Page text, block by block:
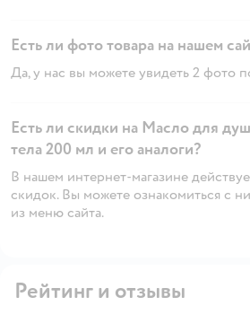
Есть ли фото товара на нашем
Да, у нас вы можете увидеть 2 фото
Есть ли скидки на Масло для
тела 200 мл и его аналоги?
В нашем интернет-магазине
скидок. Вы можете ознакомиться с
из меню сайта.
Рейтинг и отзывы